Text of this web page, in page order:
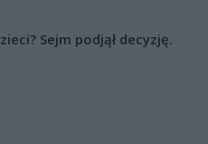
Sejm podjął decyzję.